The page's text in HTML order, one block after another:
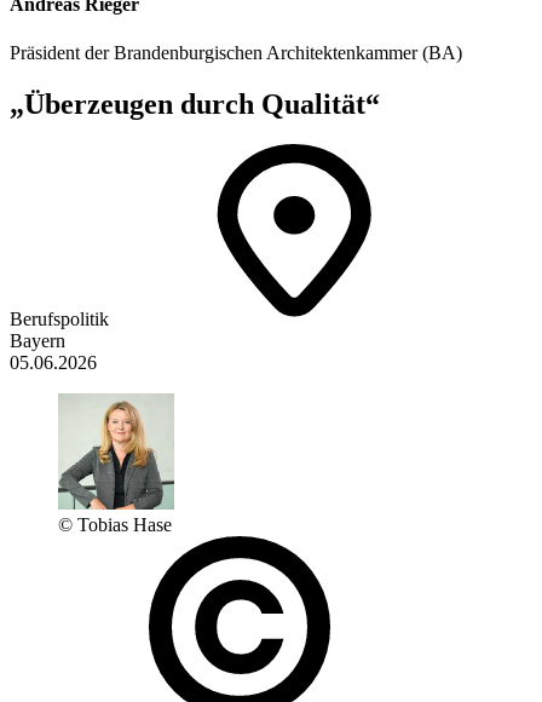
Andreas Rieger
Präsident der Brandenburgischen Architektenkammer (BA)
„Überzeugen durch Qualität“
Berufspolitik
Bayern
05.06.2026
© Tobias Hase